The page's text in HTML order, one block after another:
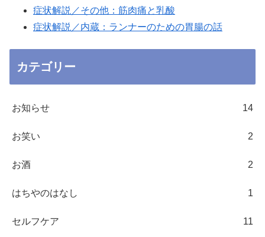
症状解説／その他：筋肉痛と乳酸
症状解説／内蔵：ランナーのための胃腸の話
カテゴリー
お知らせ 14
お笑い 2
お酒 2
はちやのはなし 1
セルフケア 11